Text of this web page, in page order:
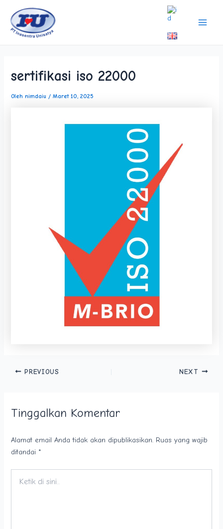
konten
sertifikasi iso 22000
Olehnimdaiu /Maret 10, 2025
navigation
PREVIOUS NEXT
Tinggalkan Komentar
Alamat email Anda tidak akan dipublikasikan. Ruas yang wajib
ditandai *